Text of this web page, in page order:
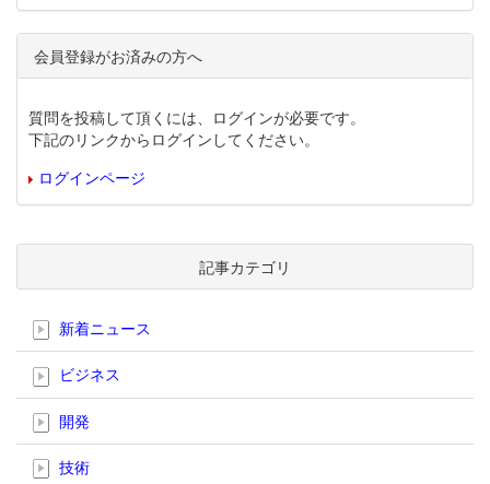
会員登録がお済みの方へ
質問を投稿して頂くには、ログインが必要です。
下記のリンクからログインしてください。
ログインページ
記事カテゴリ
新着ニュース
ビジネス
開発
技術